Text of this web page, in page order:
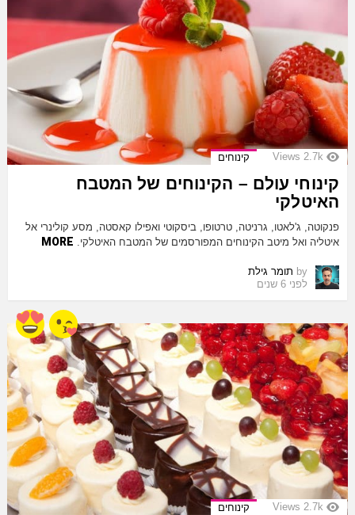
2.7k
Views קינוחים
קינוחי עולם – הקינוחים של המטבח
האיטלקי
פנקוטה, ג'לאטו, גרניטה, טרטופו, ביסקוטי ואפילו קאסטה, מסע קולינרי אל
איטליה ואל מיטב הקינוחים המפורסמים של המטבח האיטלקי. MORE
by תומר גילת
לפני 6 שנים
2.7k
Views קינוחים